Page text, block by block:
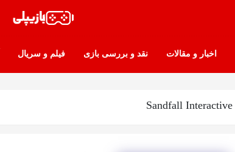
اخبار و مقالات نقد و بررسی بازی فیلم و سریال
Sandfall Interactive